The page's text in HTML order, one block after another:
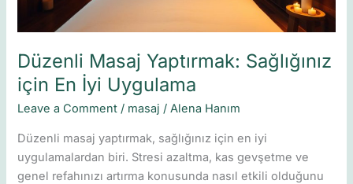
Düzenli Masaj Yaptırmak: Sağlığınız
için En İyi Uygulama
Leave a Comment / masaj /Alena Hanım
Düzenli masaj yaptırmak, sağlığınız için en iyi
uygulamalardan biri. Stresi azaltma, kas gevşetme ve
genel refahınızı artırma konusunda nasıl etkili olduğunu